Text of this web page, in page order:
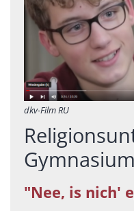
dkv-Film RU
Gymnasium
"Nee, is nich'